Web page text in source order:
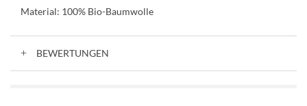
Material: 100% Bio-Baumwolle
BEWERTUNGEN